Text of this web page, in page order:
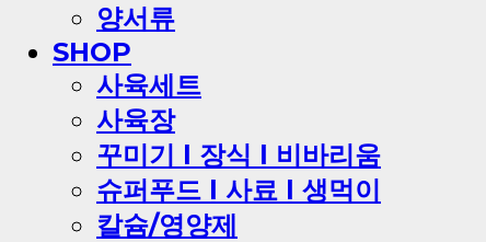
양서류
SHOP
사육세트
사육장
꾸미기 l 장식 l 비바리움
슈퍼푸드 l 사료 l 생먹이
칼슘/영양제